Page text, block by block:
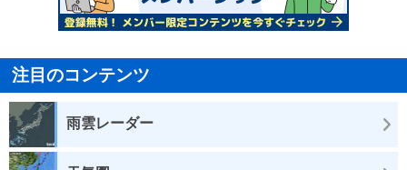
注目のコンテンツ
雨雲レーダー